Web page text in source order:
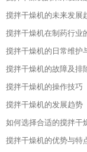
搅拌干燥机的未来发展
搅拌干燥机的故障及排
搅拌干燥机的操作技巧
搅拌干燥机的发展趋势
如何选择合适的搅拌干
搅拌干燥机的优势与特